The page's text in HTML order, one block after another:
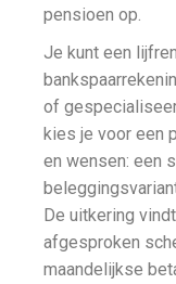
pensioen op.
Je kunt een
of
kies je voor een
en wensen: een
De uitkering
afgesproken
maandelijkse